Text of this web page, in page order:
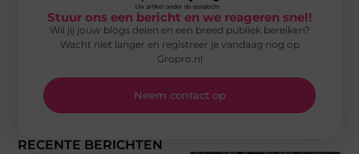
RECENTE BERICHTEN
Stuur ons een bericht en we reageren snel!
Wil jij jouw blogs delen en een breed publiek bereiken?
Wacht niet langer en registreer je vandaag nog op
Gropro.nl
Neem contact op